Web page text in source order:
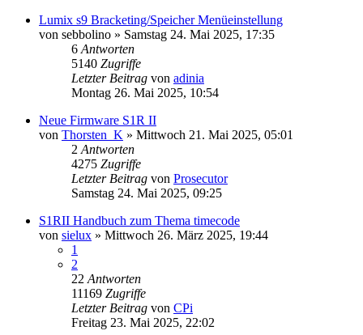
Lumix s9 Bracketing/Speicher Menüeinstellung
von sebbolino » Samstag 24. Mai 2025, 17:35
6 Antworten
5140 Zugriffe
Letzter Beitrag von adinia
Montag 26. Mai 2025, 10:54
Neue Firmware S1R II
von Thorsten_K » Mittwoch 21. Mai 2025, 05:01
2 Antworten
4275 Zugriffe
Letzter Beitrag von Prosecutor
Samstag 24. Mai 2025, 09:25
S1RII Handbuch zum Thema timecode
von sielux » Mittwoch 26. März 2025, 19:44
1
2
22 Antworten
11169 Zugriffe
Letzter Beitrag von CPi
Freitag 23. Mai 2025, 22:02